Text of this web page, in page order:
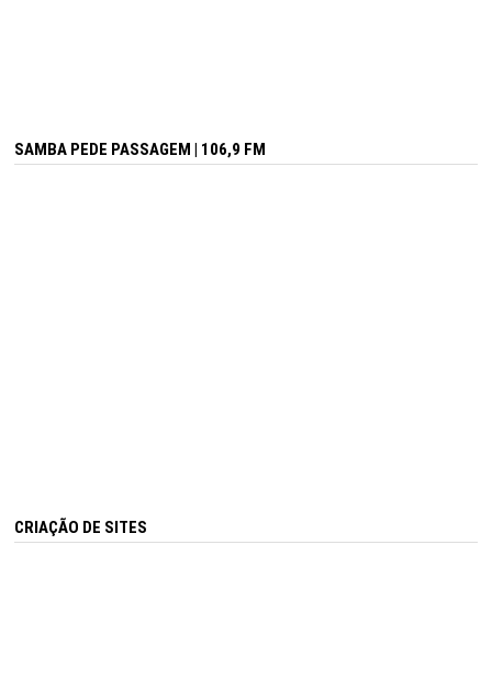
SAMBA PEDE PASSAGEM | 106,9 FM
CRIAÇÃO DE SITES